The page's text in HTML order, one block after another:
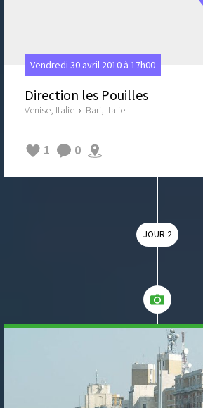
Vendredi 30 avril 2010 à 17h00
Direction les Pouilles
Venise, Italie › Bari, Italie
1 0
JOUR 2